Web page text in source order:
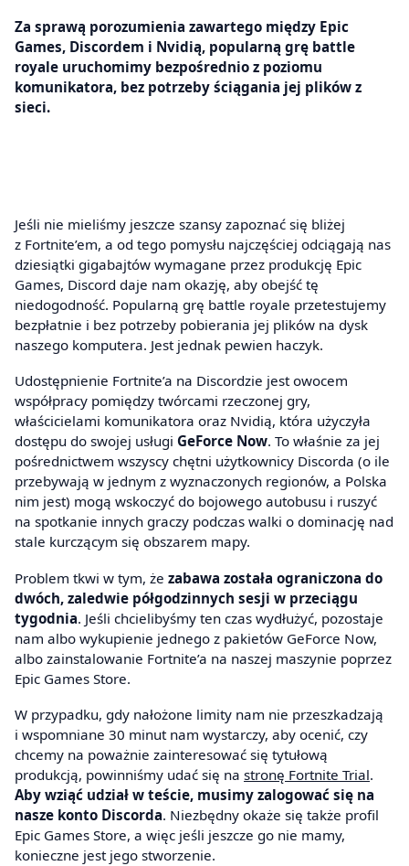
Za sprawą porozumienia zawartego między Epic
Games, Discordem i Nvidią, popularną grę battle
royale uruchomimy bezpośrednio z poziomu
komunikatora, bez potrzeby ściągania jej plików z
sieci.
Jeśli nie mieliśmy jeszcze szansy zapoznać się bliżej
z Fortnite’em, a od tego pomysłu najczęściej odciągają nas
dziesiątki gigabajtów wymagane przez produkcję Epic
Games, Discord daje nam okazję, aby obejść tę
niedogodność. Popularną grę battle royale przetestujemy
bezpłatnie i bez potrzeby pobierania jej plików na dysk
naszego komputera. Jest jednak pewien haczyk.
Udostępnienie Fortnite’a na Discordzie jest owocem
współpracy pomiędzy twórcami rzeczonej gry,
właścicielami komunikatora oraz Nvidią, która użyczyła
dostępu do swojej usługi GeForce Now. To właśnie za jej
pośrednictwem wszyscy chętni użytkownicy Discorda (o ile
przebywają w jednym z wyznaczonych regionów, a Polska
nim jest) mogą wskoczyć do bojowego autobusu i ruszyć
na spotkanie innych graczy podczas walki o dominację nad
stale kurczącym się obszarem mapy.
Problem tkwi w tym, że zabawa została ograniczona do
dwóch, zaledwie półgodzinnych sesji w przeciągu
tygodnia. Jeśli chcielibyśmy ten czas wydłużyć, pozostaje
nam albo wykupienie jednego z pakietów GeForce Now,
albo zainstalowanie Fortnite’a na naszej maszynie poprzez
Epic Games Store.
W przypadku, gdy nałożone limity nam nie przeszkadzają
i wspomniane 30 minut nam wystarczy, aby ocenić, czy
chcemy na poważnie zainteresować się tytułową
produkcją, powinniśmy udać się na stronę Fortnite Trial.
Aby wziąć udział w teście, musimy zalogować się na
nasze konto Discorda. Niezbędny okaże się także profil
Epic Games Store, a więc jeśli jeszcze go nie mamy,
konieczne jest jego stworzenie.